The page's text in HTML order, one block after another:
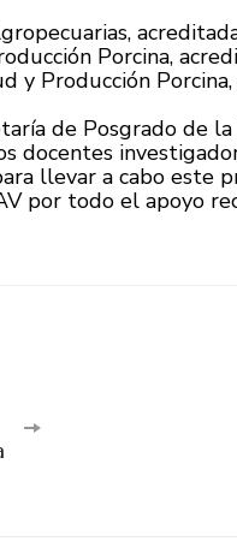
Porcina,
y Producción
de Posgrado de
docentes
llevar a cabo este
por todo el apoyo